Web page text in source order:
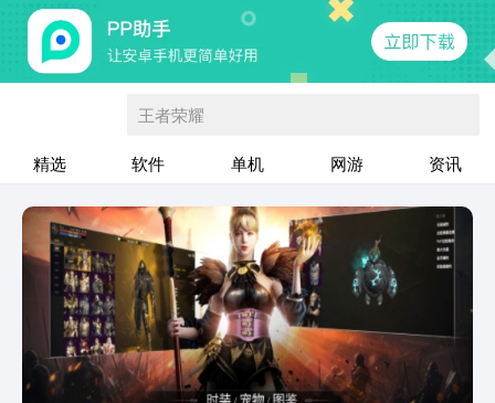
王者荣耀
精选 软件 单机 网游 资讯